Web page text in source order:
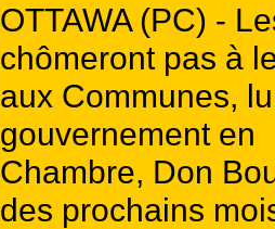
OTTAWA (PC) -
chômeront pas à
aux Communes,
gouvernement en
Chambre, Don
des prochains